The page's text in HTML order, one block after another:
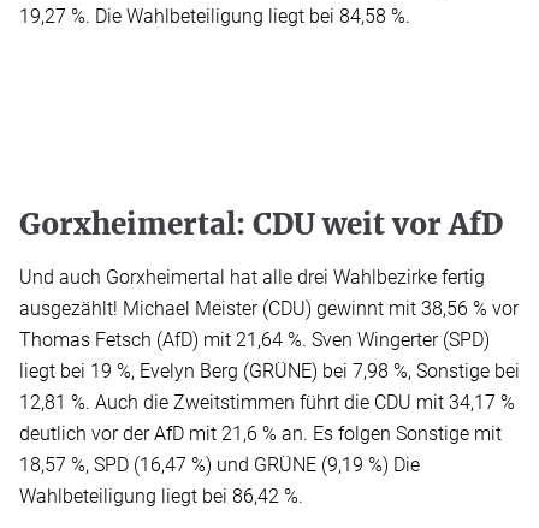
19,27 %. Die Wahlbeteiligung liegt bei 84,58 %.
Gorxheimertal: CDU weit vor AfD
Und auch Gorxheimertal hat alle drei Wahlbezirke fertig
ausgezählt! Michael Meister (CDU) gewinnt mit 38,56 % vor
Thomas Fetsch (AfD) mit 21,64 %. Sven Wingerter (SPD)
liegt bei 19 %, Evelyn Berg (GRÜNE) bei 7,98 %, Sonstige bei
12,81 %. Auch die Zweitstimmen führt die CDU mit 34,17 %
deutlich vor der AfD mit 21,6 % an. Es folgen Sonstige mit
18,57 %, SPD (16,47 %) und GRÜNE (9,19 %) Die
Wahlbeteiligung liegt bei 86,42 %.